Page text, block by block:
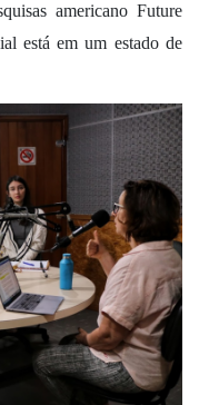
americano Future
está em um estado de